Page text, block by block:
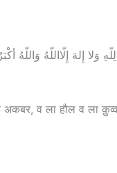
وَلا إِلهَ إِلّااللّهُ وَاللّهُ أكْبَرُ
अकबर, व ला हौल व ला